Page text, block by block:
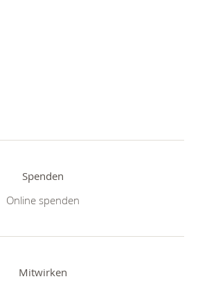
Spenden
Online spenden
Mitwirken